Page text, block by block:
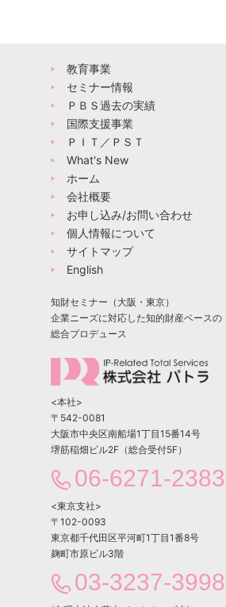
知財セミナー（大阪・東京）
企業ニーズに対応した知的財産ベースの
総合プロデュース
<本社>
〒542-0081
大阪市中央区南船場1丁目15番14号
堺筋稲畑ビル2F（総合受付5F）
06-6271-2383
<東京支社>
〒102-0093
東京都千代田区平河町1丁目1番8号
麹町市原ビル3階
03-3237-3998
教育事業
セミナー情報
ＰＢＳ過去の実績
国際支援事業
ＰＩＴ／ＰＳＴ
What's New
ホーム
会社概要
お申し込み/お問い合わせ
個人情報について
サイトマップ
English